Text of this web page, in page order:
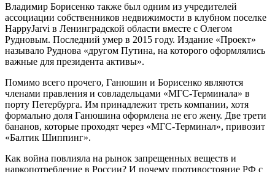
Владимир Борисенко также был одним из учредителей
ассоциации собственников недвижимости в клубном поселке
HappyJarvi в Ленинградской области вместе с Олегом
Рудновым. Последний умер в 2015 году. Издание «Проект»
называло Руднова «другом Путина, на которого оформлялись
важные для президента активы».
Помимо всего прочего, Ганюшин и Борисенко являются
членами правления и совладельцами «МГС-Терминала» в
порту Петербурга. Им принадлежит треть компании, хотя
формально доля Ганюшина оформлена не его жену. Две трети
бананов, которые проходят через «МГС-Терминал», привозит
«Балтик Шиппинг».
Как война повлияла на рынок запрещенных веществ и
наркопотребление в России? И почему противостояние РФ с